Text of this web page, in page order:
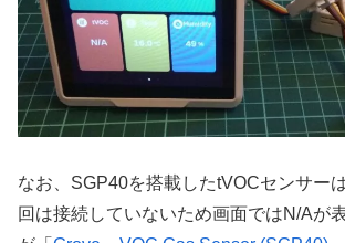
なお、SGP40を搭載したtVOCセンサー
回は接続していないため画面ではN/Aが